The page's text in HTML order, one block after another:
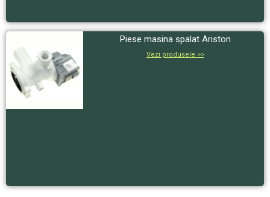
Piese masina spalat Ariston
Vezi produsele >>